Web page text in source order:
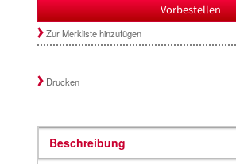
Vorbestellen
Zur Merkliste hinzufügen
Drucken
Beschreibung